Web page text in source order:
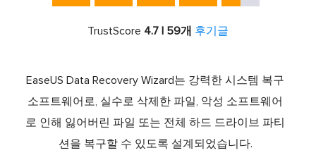
TrustScore 4.7 | 59개 후기글
EaseUS Data Recovery Wizard는 강력한 시스템 복구
소프트웨어로, 실수로 삭제한 파일, 악성 소프트웨어
로 인해 잃어버린 파일 또는 전체 하드 드라이브 파티
션을 복구할 수 있도록 설계되었습니다.